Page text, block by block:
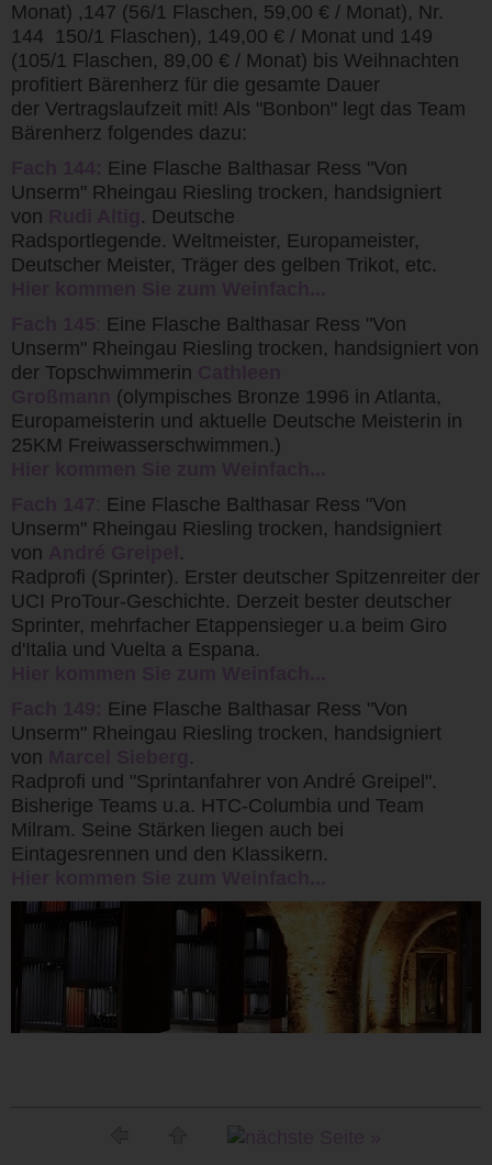
Monat) ,147 (56/1 Flaschen, 59,00 € / Monat), Nr.
144 150/1 Flaschen), 149,00 € / Monat und 149
(105/1 Flaschen, 89,00 € / Monat) bis Weihnachten
profitiert Bärenherz für die gesamte Dauer
der Vertragslaufzeit mit! Als "Bonbon" legt das Team
Bärenherz folgendes dazu:
Eine Flasche Balthasar Ress "Von
Unserm" Rheingau Riesling trocken, handsigniert
von
. Deutsche
Radsportlegende. Weltmeister, Europameister,
Deutscher Meister, Träger des gelben Trikot, etc.
Eine Flasche Balthasar Ress "Von
Unserm" Rheingau Riesling trocken, handsigniert von
der Topschwimmerin
(olympisches Bronze 1996 in Atlanta,
Europameisterin und aktuelle Deutsche Meisterin in
25KM Freiwasserschwimmen.)
Eine Flasche Balthasar Ress "Von
Unserm" Rheingau Riesling trocken, handsigniert
von
.
Radprofi (Sprinter). Erster deutscher Spitzenreiter der
UCI ProTour-Geschichte. Derzeit bester deutscher
Sprinter, mehrfacher Etappensieger u.a beim Giro
d'Italia und Vuelta a Espana.
Eine Flasche Balthasar Ress "Von
Unserm" Rheingau Riesling trocken, handsigniert
von
.
Radprofi und "Sprintanfahrer von André Greipel".
Bisherige Teams u.a. HTC-Columbia und Team
Milram. Seine Stärken liegen auch bei
Eintagesrennen und den Klassikern.